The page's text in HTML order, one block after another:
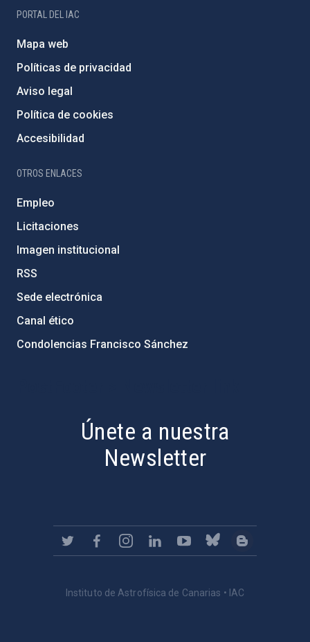
PORTAL DEL IAC
Mapa web
Políticas de privacidad
Aviso legal
Política de cookies
Accesibilidad
OTROS ENLACES
Empleo
Licitaciones
Imagen institucional
RSS
Sede electrónica
Canal ético
Condolencias Francisco Sánchez
Únete a nuestra
Newsletter
Instituto de Astrofísica de Canarias • IAC